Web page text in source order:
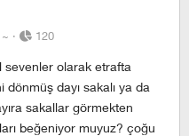
~ · 120
sevenler olarak etrafta
dayı sakalı ya da
sakallar görmekten
beğeniyor muyuz? çoğu